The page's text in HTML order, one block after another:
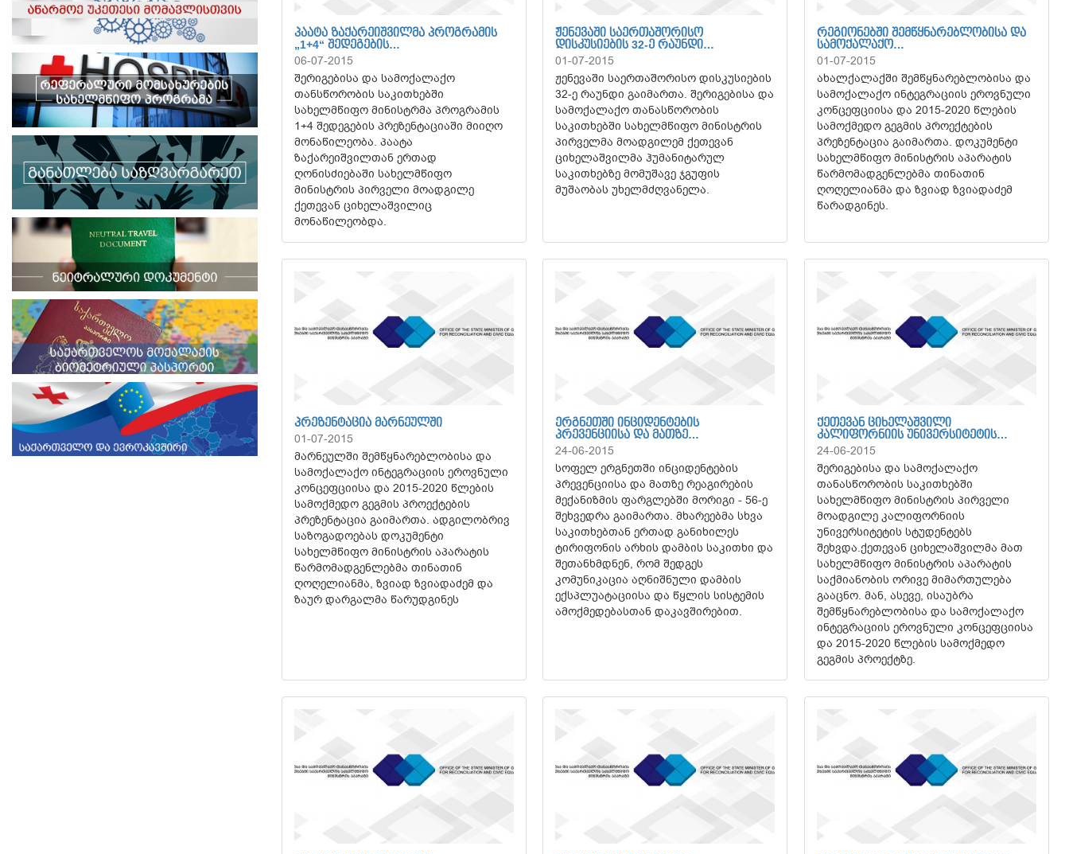
ᲞᲐᲐᲢᲐ ᲖᲐᲥᲐᲠᲔᲘᲨᲕᲘᲚᲛᲐ ᲞᲠᲝᲒᲠᲐᲛᲘᲡ
„1+4“ ᲨᲔᲓᲔᲒᲔᲑᲘᲡ…
06-07-2015
შერიგებისა და სამოქალაქო
თანსწორობის საკითხებში
სახელმწიფო მინისტრმა პროგრამის
1+4 შედეგების პრეზენტაციაში მიიღო
მონაწილეობა. პაატა
ზაქარეიშვილთან ერთად
ღონისძიებაში სახელმწიფო
მინისტრის პირველი მოადგილე
ქეთევან ციხელაშვილიც
მონაწილეობდა.
ᲟᲔᲜᲔᲕᲐᲨᲘ ᲡᲐᲔᲠᲗᲐᲨᲝᲠᲘᲡᲝ
ᲓᲘᲡᲙᲣᲡᲘᲔᲑᲘᲡ 32-Ე ᲠᲐᲣᲜᲓᲘ…
01-07-2015
ჟენევაში საერთაშორისო დისკუსიების
32-ე რაუნდი გაიმართა. შერიგებისა და
სამოქალაქო თანასწორობის
საკითხებში სახელმწიფო მინისტრის
პირველმა მოადგილემ ქეთევან
ციხელაშვილმა ჰუმანიტარულ
საკითხებზე მომუშავე ჯგუფის
მუშაობას უხელმძღვანელა.
ᲠᲔᲒᲘᲝᲜᲔᲑᲨᲘ ᲨᲔᲛᲬᲧᲜᲐᲠᲔᲑᲚᲝᲑᲘᲡᲐ ᲓᲐ
ᲡᲐᲛᲝᲥᲐᲚᲐᲥᲝ…
01-07-2015
ახალქალაქში შემწყნარებლობისა და
სამოქალაქო ინტეგრაციის ეროვნული
კონცეფციისა და 2015-2020 წლების
სამოქმედო გეგმის პროექტების
პრეზენტაცია გაიმართა. დოკუმენტი
სახელმწიფო მინისტრის აპარატის
წარმომადგენლებმა თინათინ
ღოღელიანმა და ზვიად ზვიადაძემ
წარადგინეს.
ᲞᲠᲔᲖᲔᲜᲢᲐᲪᲘᲐ ᲛᲐᲠᲜᲔᲣᲚᲨᲘ
01-07-2015
მარნეულში შემწყნარებლობისა და
სამოქალაქო ინტეგრაციის ეროვნული
კონცეფციისა და 2015-2020 წლების
სამოქმედო გეგმის პროექტების
პრეზენტაცია გაიმართა. ადგილობრივ
საზოგადოებას დოკუმენტი
სახელმწიფო მინისტრის აპარატის
წარმომადგენლებმა თინათინ
ღოღელიანმა, ზვიად ზვიადაძემ და
ზაურ დარგალმა წარუდგინეს
ᲔᲠᲒᲜᲔᲗᲨᲘ ᲘᲜᲪᲘᲓᲔᲜᲢᲔᲑᲘᲡ
ᲞᲠᲔᲕᲔᲜᲪᲘᲘᲡᲐ ᲓᲐ ᲛᲐᲗᲖᲔ…
24-06-2015
სოფელ ერგნეთში ინციდენტების
პრევენციისა და მათზე რეაგირების
მექანიზმის ფარგლებში მორიგი - 56-ე
შეხვედრა გაიმართა. მხარეებმა სხვა
საკითხებთან ერთად განიხილეს
ტირიფონის არხის დამბის საკითხი და
შეთანხმდნენ, რომ შედგეს
კომუნიკაცია აღნიშნული დამბის
ექსპლუატაციისა და წყლის სისტემის
ამოქმედებასთან დაკავშირებით.
ᲥᲔᲗᲔᲕᲐᲜ ᲪᲘᲮᲔᲚᲐᲨᲕᲘᲚᲘ
ᲙᲐᲚᲘᲤᲝᲠᲜᲘᲘᲡ ᲣᲜᲘᲕᲔᲠᲡᲘᲢᲔᲢᲘᲡ…
24-06-2015
შერიგებისა და სამოქალაქო
თანასწორობის საკითხებში
სახელმწიფო მინისტრის პირველი
მოადგილე კალიფორნიის
უნივერსიტეტის სტუდენტებს
შეხვდა.ქეთევან ციხელაშვილმა მათ
სახელმწიფო მინისტრის აპარატის
საქმიანობის ორივე მიმართულება
გააცნო. მან, ასევე, ისაუბრა
შემწყნარებლობისა და სამოქალაქო
ინტეგრაციის ეროვნული კონცეფციისა
და 2015-2020 წლების სამოქმედო
გეგმის პროექტზე.